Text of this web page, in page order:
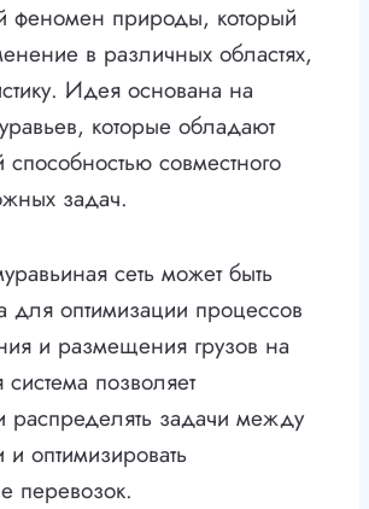
феномен природы, который
в различных областях,
Идея основана на
которые обладают
способностью совместного
задач.
сеть может быть
для оптимизации процессов
и размещения грузов на
позволяет
распределять задачи между
и оптимизировать
перевозок.